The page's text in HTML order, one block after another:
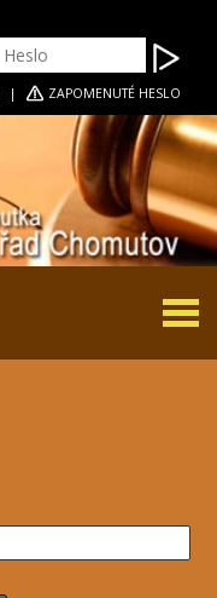
| ZAPOMENUTÉ HESLO